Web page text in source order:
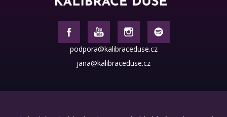
podpora@kalibraceduse.cz
jana@kalibraceduse.cz